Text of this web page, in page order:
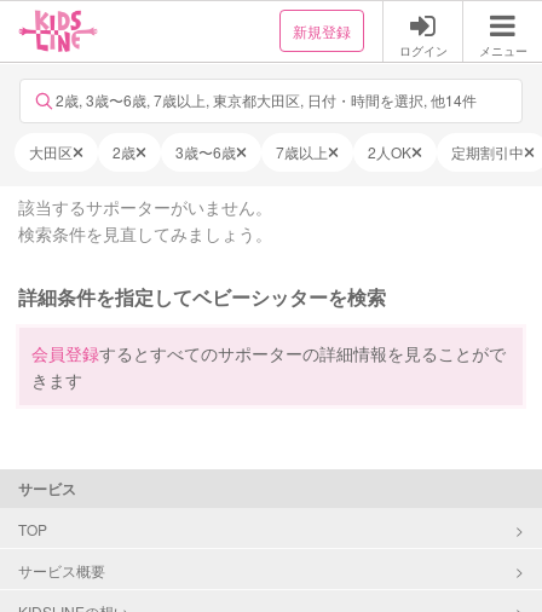
新規登録
ログイン メニュー
2歳, 3歳〜6歳, 7歳以上, 東京都大田区, 日付・時間を選択, 他14件
大田区 2歳 3歳〜6歳 7歳以上 2人OK 定期割引中
該当するサポーターがいません。
検索条件を見直してみましょう。
詳細条件を指定してベビーシッターを検索
会員登録するとすべてのサポーターの詳細情報を見ることがで
きます
サービス
TOP
サービス概要